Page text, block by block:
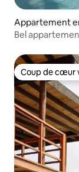
Appartement
Bel
Coup de cœur
Coup de cœur